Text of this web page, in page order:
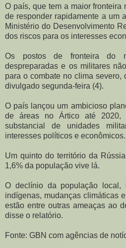
O país, que tem a maior fronteira
de responder rapidamente a um
Ministério do Desenvolvimento
dos riscos para os interesses
Os postos de fronteira do
despreparadase os militares
para o combate no clima severo,
divulgado segunda-feira (4).
O país lançou um ambicioso
de
áreas no Ártico até 2020,
substancial
de unidades
interesses políticos e econômicos.
Um quinto do território da
1,6% da população vive lá.
O declínio da população local,
indígenas, mudanças climáticas e
estão entre outras ameaças ao
disse o relatório.
Fonte: GBN com agências de